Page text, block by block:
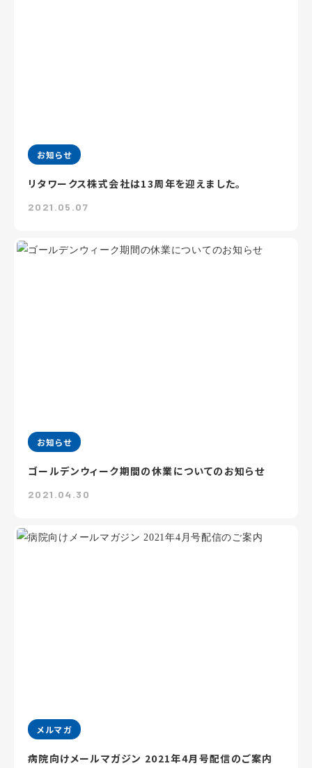
お知らせ
リタワークス株式会社は13周年を迎えました。
2021.05.07
お知らせ
ゴールデンウィーク期間の休業についてのお知らせ
2021.04.30
メルマガ
病院向けメールマガジン 2021年4月号配信のご案内